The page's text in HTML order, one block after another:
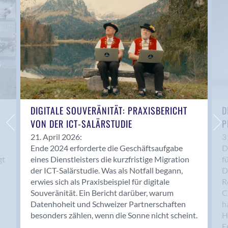
Anwil
Appenzell
Au SG
Baar
Baden
Balsthal
Balzers
Basel
Bassersdorf
Belp
Bendern
Benken (SG)
Bergdietikon
Berlin
Bern
Bern - Liebefeld
DIGITALE SOUVERÄNITÄT: PRAXISBERICHT
VON DER ICT-SALÄRSTUDIE
21. April 2026:
Ende 2024 erforderte die Geschäftsaufgabe
eines Dienstleisters die kurzfristige Migration
der ICT-Salärstudie. Was als Notfall begann,
erwies sich als Praxisbeispiel für digitale
Souveränität. Ein Bericht darüber, warum
Datenhoheit und Schweizer Partnerschaften
besonders zählen, wenn die Sonne nicht scheint.